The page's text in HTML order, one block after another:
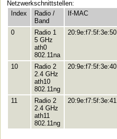
Netzwerkschnittstellen:
Index
Radio /
Band
If-MAC
0
Radio 1
5 GHz
ath0
802.11na
20:9e:f7:5f:3e:50
10
Radio 2
2.4 GHz
ath10
802.11ng
20:9e:f7:5f:3e:40
11
Radio 2
2.4 GHz
ath11
802.11ng
20:9e:f7:5f:3e:41